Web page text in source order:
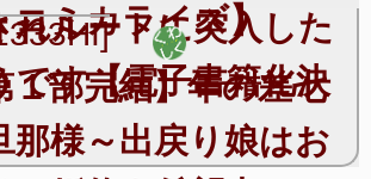
コミカライズ】
れルートに突入した
です【電子書籍化決
１部完結】年の差七
那様～出戻り娘はお